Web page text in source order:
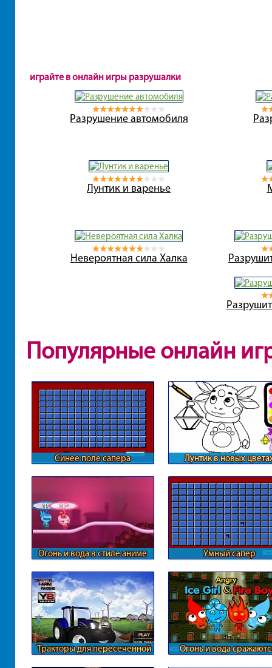
играйте в онлайн игры разрушалки
Разрушение автомобиля
Лунтик и варенье
Невероятная сила Халка
Популярные онлайн
Синее поле сапера Лунтик в новых
Огонь и вода в стиле аниме Умный сапер
Тракторы для пересеченной
Огонь и вода